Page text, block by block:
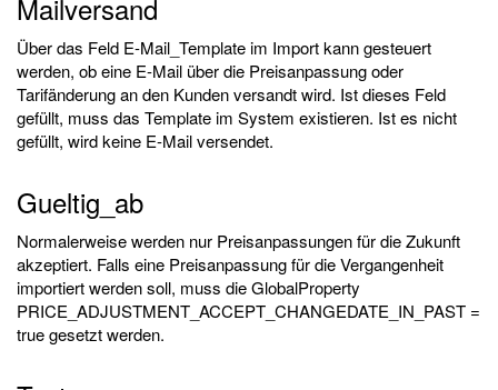
Mailversand
Über das Feld E-Mail_Template im Import kann gesteuert
werden, ob eine E-Mail über die Preisanpassung oder
Tarifänderung an den Kunden versandt wird. Ist dieses Feld
gefüllt, muss das Template im System existieren. Ist es nicht
gefüllt, wird keine E-Mail versendet.
Gueltig_ab
Normalerweise werden nur Preisanpassungen für die Zukunft
akzeptiert. Falls eine Preisanpassung für die Vergangenheit
importiert werden soll, muss die GlobalProperty
PRICE_ADJUSTMENT_ACCEPT_CHANGEDATE_IN_PAST =
true gesetzt werden.